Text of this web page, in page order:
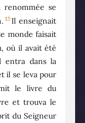
renommée se
15 Il enseignait
monde faisait
où il avait été
entra dans la
il se leva pour
le livre du
et trouva le
du Seigneur